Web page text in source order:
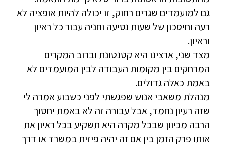
גם למועמדים שגרים רחוק, זו יכולה להיות אופציה לא
רעה וחיסכון של שעות נסיעה וחניה עבור כל ראיון
וראיון.
מצד שני, ארצינו היא קטנטונת וברוב המקרים
המרחקים בין מקומות העבודה לבין המועמדים לא
באמת כאלה גדולים.
מנהלת משאבי אנוש שפגשתי לפני כשבוע אמרה לי
שזה רעיון נחמד, אבל עבורה זה לא באמת יחסוך
הרבה מכיוון שבכל מקרה היא תשקיע בכל ראיון את
אותו פרק הזמן בין אם זה יהיה פיזית במשרד או דרך